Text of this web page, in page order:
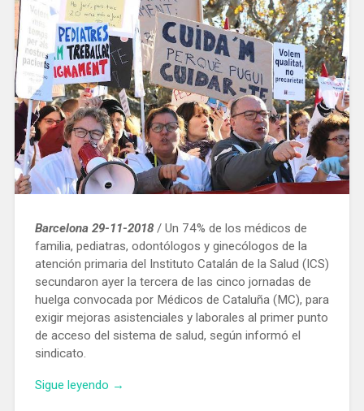
Barcelona 29-11-2018/ Un 74% de los médicos de
familia, pediatras, odontólogos y ginecólogos de la
atención primaria del Instituto Catalán de la Salud (ICS)
secundaron ayer la tercera de las cinco jornadas de
huelga convocada por Médicos de Cataluña (MC), para
exigir mejoras asistenciales y laborales al primer punto
de acceso del sistema de salud, según informó el
sindicato.
Sigue leyendo «Los
→